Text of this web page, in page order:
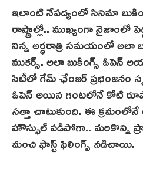
ఇలాంటి నేప‌ద్యంలో సినిమా
రాష్ట్రాల్లో.. ముఖ్యంగా నైజాంలో
నిన్న‌ అర్ధరాత్రి సమయంలో అలా
ముక‌ర్స్‌. అలా బుకింగ్స్
సిటీలో గేమ్ ఛేంజర్ ప్రభంజనం
ఓపెన్ అయిన గంటలోనే కోటి
సత్తా చాటుకుంది. ఈ
హౌస్ఫుల్‌ పడిపోగా.. మరికొన్ని
మంచి ఫాస్ట్ ఫిలింగ్స్ నడిచాయి.